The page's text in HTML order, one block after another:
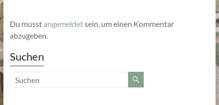
Du musstangemeldetsein, um einen Kommentar
abzugeben.
Suchen